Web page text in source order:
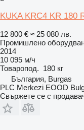
KUKA KRC4 KR 180
12 800 € ≈ 25 080 лв.
Промишлено
2014
10 095 м/ч
Товаропод. 180 кг
България, Burgas
PLC Merkezi EOOD
Свържете се с